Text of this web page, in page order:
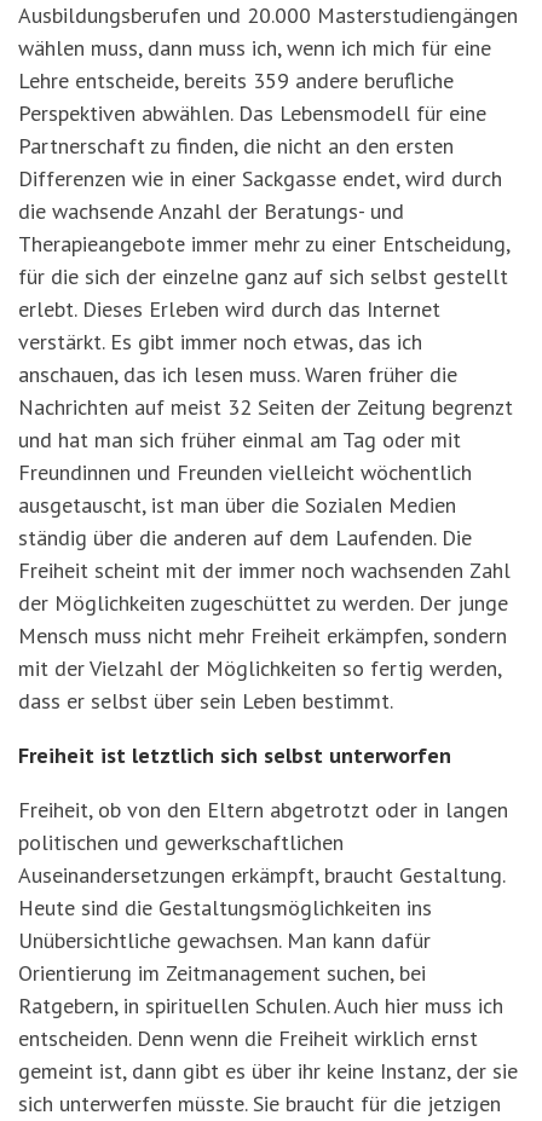
Ausbildungsberufen und 20.000 Masterstudiengängen
wählen muss, dann muss ich, wenn ich mich für eine
Lehre entscheide, bereits 359 andere berufliche
Perspektiven abwählen. Das Lebensmodell für eine
Partnerschaft zu finden, die nicht an den ersten
Differenzen wie in einer Sackgasse endet, wird durch
die wachsende Anzahl der Beratungs- und
Therapieangebote immer mehr zu einer Entscheidung,
für die sich der einzelne ganz auf sich selbst gestellt
erlebt. Dieses Erleben wird durch das Internet
verstärkt. Es gibt immer noch etwas, das ich
anschauen, das ich lesen muss. Waren früher die
Nachrichten auf meist 32 Seiten der Zeitung begrenzt
und hat man sich früher einmal am Tag oder mit
Freundinnen und Freunden vielleicht wöchentlich
ausgetauscht, ist man über die Sozialen Medien
ständig über die anderen auf dem Laufenden. Die
Freiheit scheint mit der immer noch wachsenden Zahl
der Möglichkeiten zugeschüttet zu werden. Der junge
Mensch muss nicht mehr Freiheit erkämpfen, sondern
mit der Vielzahl der Möglichkeiten so fertig werden,
dass er selbst über sein Leben bestimmt.
Freiheit ist letztlich sich selbst unterworfen
Freiheit, ob von den Eltern abgetrotzt oder in langen
politischen und gewerkschaftlichen
Auseinandersetzungen erkämpft, braucht Gestaltung.
Heute sind die Gestaltungsmöglichkeiten ins
Unübersichtliche gewachsen. Man kann dafür
Orientierung im Zeitmanagement suchen, bei
Ratgebern, in spirituellen Schulen. Auch hier muss ich
entscheiden. Denn wenn die Freiheit wirklich ernst
gemeint ist, dann gibt es über ihr keine Instanz, der sie
sich unterwerfen müsste. Sie braucht für die jetzigen